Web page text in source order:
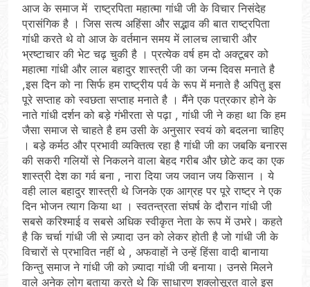
आज के समाज में राष्ट्रपिता महात्मा गांधी जी के विचार निसंदेह
प्रासंगिक है । जिस सत्य अहिंसा और सद्भाव की बात राष्ट्रपिता
गांधी करते थे वो आज के वर्तमान समय में लालच लाचारी और
भ्रष्टाचार की भेट चढ़ चुकी है । प्रत्येक वर्ष हम दो अक्टूबर को
महात्मा गांधी और लाल बहादुर शास्त्री जी का जन्म दिवस मनाते है
,इस दिन को ना सिर्फ हम राष्ट्रीय पर्व के रूप में मनाते है अपितु इस
पूरे सप्ताह को स्वछता सप्ताह मनाते है । मैंने एक पत्रकार होने के
नाते गांधी दर्शन को बड़े गंभीरता से पढ़ा , गांधी जी ने कहा था कि हम
जैसा समाज से चाहते है हम उसी के अनुसार स्वयं को बदलना चाहिए
। बड़े कर्मठ और प्रभावी व्यक्तित्व रहा है गांधी जी का जबकि बनारस
की सकरी गलियों से निकलने वाला बेहद गरीब और छोटे कद का एक
शास्त्री देश का गर्व बना , नारा दिया जय जवान जय किसान । ये
वही लाल बहादुर शास्त्री थे जिनके एक आग्रह पर पूरे राष्ट्र ने एक
दिन भोजन त्याग किया था । स्वतन्त्रता संघर्ष के दौरान गांधी जी
सबसे करिश्माई व सबसे अधिक स्वीकृत नेता के रूप में उभरे। कहते
है कि चर्चा गांधी जी से ज़्यादा उन को लेकर होती है जो गांधी जी के
विचारों से प्रभावित नहीं थे , अफवाहों ने उन्हें हिंसा वादी बानाया
किन्तु समाज ने गांधी जी को ज़्यादा गांधी जी बनाया। उनसे मिलने
वाले अनेक लोग बताया करते थे कि साधारण शक्लोसूरत वाले इस